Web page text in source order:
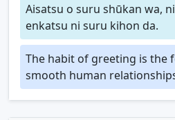
Aisatsu o suru shūkan wa,
enkatsu ni suru kihon da.
The habit of greeting is the
smooth human